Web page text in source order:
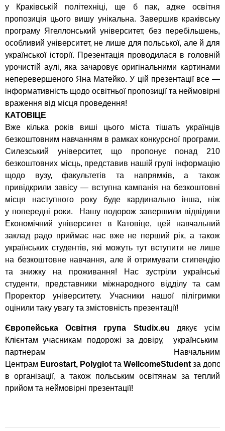
у Краківській політехніці, ще б пак, адже освітня
пропозиція цього вишу унікальна. Завершив краківську
програму Ягеллонський університет, без перебільшень,
особливий університет, не лише для польської, але й для
української історії. Презентація проводилася в головній
урочистій аулі, яка зачаровує оригінальними картинами
неперевершеного Яна Матейко. У цій презентації все —
інформативність щодо освітньої пропозиції та неймовірні
враження від місця проведення!
КАТОВІЦЕ
Вже кілька років виші цього міста тішать українців
безкоштовним навчанням в рамках конкурсної програми.
Силезський університет, що пропонує понад 210
безкоштовних місць, представив нашій групі інформацію
щодо вузу, факультетів та напрямків, а також
привідкрили завісу — вступна кампанія на безкоштовні
місця наступного року буде кардинально інша, ніж
у попередні роки. Нашу подорож завершили відвідини
Економічний університет в Катовіце, цей навчальний
заклад радо приймає нас вже не перший рік, а також
українських студентів, які можуть тут вступити не лише
на безкоштовне навчання, але й отримувати стипендію
та знижку на проживання! Нас зустріли українські
студенти, представники міжнародного відділу та сам
Проректор університету. Учасники нашої пілігримки
оцінили таку увагу та змістовність презентації!
Європейська Освітня група Studix.eu дякує усім
Клієнтам учасникам подорожі за довіру, українським
партнерам Навчальним
Центрам Eurostart, Polyglot та WellcomeStudent за
в організації, а також польським освітянам за теплий
прийом та неймовірні презентації!